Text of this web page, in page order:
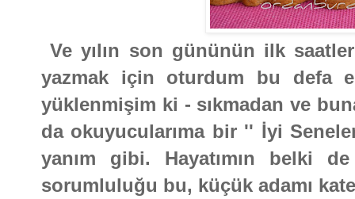
Ve yılın son gününün ilk
yazmak için oturdum bu defa
yüklenmişim ki - sıkmadan ve
da okuyucularıma bir '' İyi
yanım gibi. Hayatımın belki
sorumluluğu bu, küçük adamı